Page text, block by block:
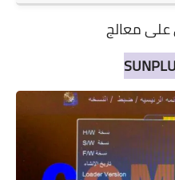
على معالج